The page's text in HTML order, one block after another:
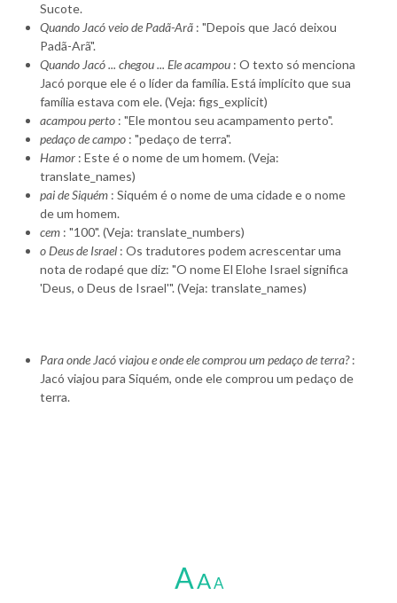
Sucote.
Quando Jacó veio de Padã-Arã : "Depois que Jacó deixou
Padã-Arã".
Quando Jacó ... chegou ... Ele acampou : O texto só menciona
Jacó porque ele é o líder da família. Está implícito que sua
família estava com ele. (Veja: figs_explicit)
acampou perto : "Ele montou seu acampamento perto".
pedaço de campo : "pedaço de terra".
Hamor : Este é o nome de um homem. (Veja:
translate_names)
pai de Siquém : Siquém é o nome de uma cidade e o nome
de um homem.
cem : "100". (Veja: translate_numbers)
o Deus de Israel : Os tradutores podem acrescentar uma
nota de rodapé que diz: "O nome El Elohe Israel significa
'Deus, o Deus de Israel'". (Veja: translate_names)
Para onde Jacó viajou e onde ele comprou um pedaço de terra?:
Jacó viajou para Siquém, onde ele comprou um pedaço de
terra.
AAA